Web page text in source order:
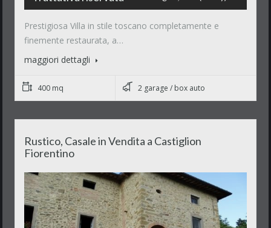
Prestigiosa Villa in stile toscano completamente e
finemente restaurata, a…
maggiori dettagli
400 mq 2 garage / box auto
Rustico, Casale in Vendita a Castiglion
Fiorentino